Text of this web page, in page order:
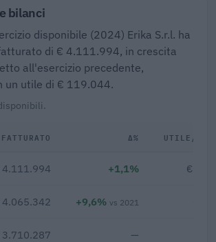
bilanci
disponibile (2024) Erika S.r.l. ha
di € 4.111.994, in crescita
all'esercizio precedente,
un utile di € 119.044.
FATTURATO Δ% UTILE/
4.111.994 +1,1% €
4.065.342 +9,6% vs 2021
3.710.287 —